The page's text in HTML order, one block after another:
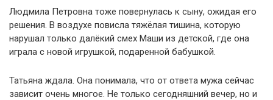
Людмила Петровна тоже повернулась к сыну, ожидая его
решения. В воздухе повисла тяжёлая тишина, которую
нарушал только далёкий смех Маши из детской, где она
играла с новой игрушкой, подаренной бабушкой.
Татьяна ждала. Она понимала, что от ответа мужа сейчас
зависит очень многое. Не только сегодняшний вечер, но и